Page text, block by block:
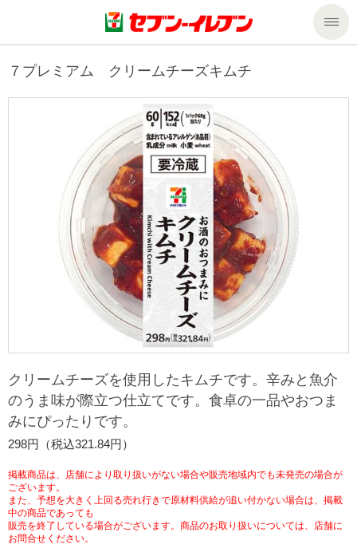
商品のご案内
今週の新商品
来週の新商品
商品カテゴリ一覧
セブンプレミアム
食の安全・安心への取組み
ギフト
プリペイドカード・金券
ニンテンドー・ダウンロードカード
セール・キャンペーン
サービストップ
nanacoトップ
マルチコピー機でできること
マルチコピー機でできることトップ
コピー
プリント
スキャン
ファクス
宅配便
切手・はがき・印紙
セブン銀行ATM
ご利用可能なお支払い方法
チケットサービス
セブンチケット
イープラス
セブン‐イレブンでお受取り
セブンネットショッピング
企業情報
企業情報トップ
ニュースリリース
企業理念
会社概要
貸借対照表・損益計算書
沿革
私たちの取組み
サステナビリティ
サステナビリティトップ
セブン＆アイ・ホールディングスの重点課題
サステナビリティ活動基本方針
サステナビリティ推進体制
GREEN CHALLENGE 2050
加盟店オーナー募集 物件募集・購入
アルバイト情報
店舗検索
お問い合わせ
Language
７プレミアム クリームチーズキムチ
クリームチーズを使用したキムチです。辛みと魚介
のうま味が際立つ仕立てです。食卓の一品やおつま
みにぴったりです。
298円（税込321.84円）
掲載商品は、店舗により取り扱いがない場合や販売地域内でも未発売の場合が
ございます。
また、予想を大きく上回る売れ行きで原材料供給が追い付かない場合は、掲載
中の商品であっても
販売を終了している場合がございます。商品のお取り扱いについては、店舗に
お問合せください。